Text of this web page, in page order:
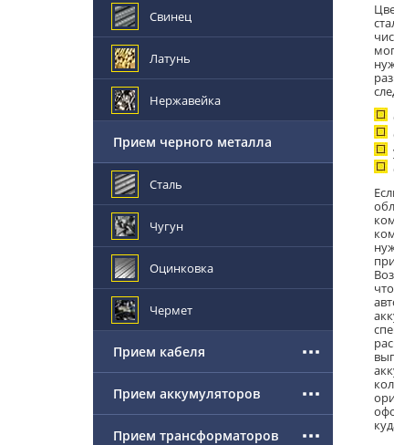
Свинец
Латунь
Нержавейка
Прием черного металла
Сталь
Чугун
Оцинковка
Чермет
Прием кабеля
Прием аккумуляторов
Прием трансформаторов